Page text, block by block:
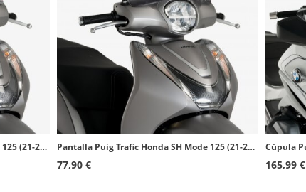
Pantalla Puig Trafic Honda SH Mode 125 (21-25) Transparente 20734W Pantalla Puig Trafic Honda SH Mode 125 (21-25) Ahumado 20734H
77,90 € 165,99 €